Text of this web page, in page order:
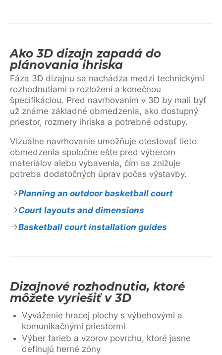
Ako 3D dizajn zapadá do
plánovania ihriska
Fáza 3D dizajnu sa nachádza medzi technickými
rozhodnutiami o rozložení a konečnou
špecifikáciou. Pred navrhovaním v 3D by mali byť
už známe základné obmedzenia, ako dostupný
priestor, rozmery ihriska a potrebné odstupy.
Vizuálne navrhovanie umožňuje otestovať tieto
obmedzenia spoločne ešte pred výberom
materiálov alebo vybavenia, čím sa znižuje
potreba dodatočných úprav počas výstavby.
Planning an outdoor basketball court
Court layouts and dimensions
Basketball court installation guides
Dizajnové rozhodnutia, ktoré
môžete vyriešiť v 3D
Vyváženie hracej plochy s výbehovými a
komunikačnými priestormi
Výber farieb a vzorov povrchu, ktoré jasne
definujú herné zóny